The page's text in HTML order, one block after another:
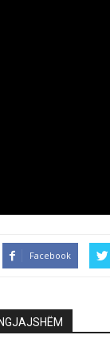
Facebook